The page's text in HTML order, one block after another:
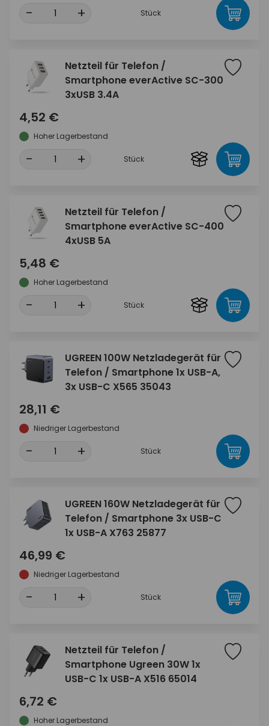
- + Stück
Netzteil für Telefon /
Smartphone everActive SC-300
3xUSB 3.4A
4,52 €
Hoher Lagerbestand
- + Stück
Netzteil für Telefon /
Smartphone everActive SC-400
4xUSB 5A
5,48 €
Hoher Lagerbestand
- + Stück
UGREEN 100W Netzladegerät für
Telefon / Smartphone 1x USB-A,
3x USB-C X565 35043
28,11 €
Niedriger Lagerbestand
- + Stück
UGREEN 160W Netzladegerät für
Telefon / Smartphone 3x USB-C
1x USB-A X763 25877
46,99 €
Niedriger Lagerbestand
- + Stück
Netzteil für Telefon /
Smartphone Ugreen 30W 1x
USB-C 1x USB-A X516 65014
6,72 €
Hoher Lagerbestand